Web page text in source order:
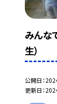
みんな
生）
公開日
更新日